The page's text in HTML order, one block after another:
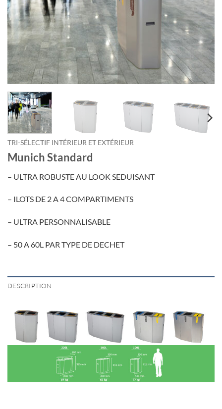
TRI-SÉLECTIF INTÉRIEUR ET EXTÉRIEUR
Munich Standard
– ULTRA ROBUSTE AU LOOK SEDUISANT
– ILOTS DE 2 A 4 COMPARTIMENTS
– ULTRA PERSONNALISABLE
– 50 A 60L PAR TYPE DE DECHET
DESCRIPTION